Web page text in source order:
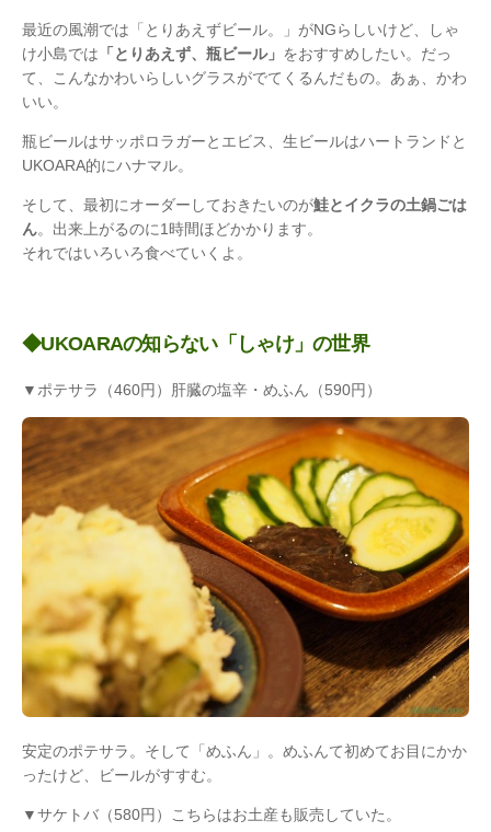
最近の風潮では「とりあえずビール。」がNGらしいけど、しゃ
け小島では 「とりあえず、瓶ビール」 をおすすめしたい。だっ
て、こんなかわいらしいグラスがでてくるんだもの。あぁ、かわ
いい。
瓶ビールはサッポロラガーとエビス、生ビールはハートランドと
UKOARA的にハナマル。
そして、最初にオーダーしておきたいのが鮭とイクラの土鍋ごは
ん。出来上がるのに1時間ほどかかります。
それではいろいろ食べていくよ。
◆UKOARAの知らない「しゃけ」の世界
▼ポテサラ（460円）肝臓の塩辛・めふん（590円）
安定のポテサラ。そして「めふん」。めふんて初めてお目にかか
ったけど、ビールがすすむ。
▼サケトバ（580円）こちらはお土産も販売していた。